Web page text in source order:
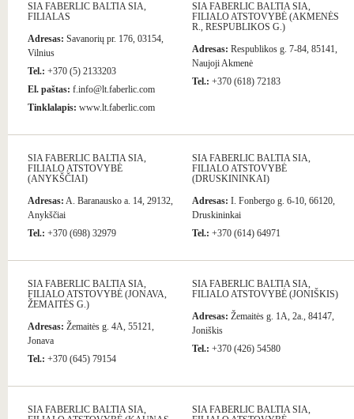
SIA FABERLIC BALTIA SIA,
FILIALAS
Adresas: Savanorių pr. 176, 03154,
Vilnius
Tel.: +370 (5) 2133203
El. paštas: f.info@lt.faberlic.com
Tinklalapis: www.lt.faberlic.com
SIA FABERLIC BALTIA SIA,
FILIALO ATSTOVYBĖ (AKMENĖS
R., RESPUBLIKOS G.)
Adresas: Respublikos g. 7-84, 85141,
Naujoji Akmenė
Tel.: +370 (618) 72183
SIA FABERLIC BALTIA SIA,
FILIALO ATSTOVYBĖ
(ANYKŠČIAI)
Adresas: A. Baranausko a. 14, 29132,
Anykščiai
Tel.: +370 (698) 32979
SIA FABERLIC BALTIA SIA,
FILIALO ATSTOVYBĖ
(DRUSKININKAI)
Adresas: I. Fonbergo g. 6-10, 66120,
Druskininkai
Tel.: +370 (614) 64971
SIA FABERLIC BALTIA SIA,
FILIALO ATSTOVYBĖ (JONAVA,
ŽEMAITĖS G.)
Adresas: Žemaitės g. 4A, 55121,
Jonava
Tel.: +370 (645) 79154
SIA FABERLIC BALTIA SIA,
FILIALO ATSTOVYBĖ (JONIŠKIS)
Adresas: Žemaitės g. 1A, 2a., 84147,
Joniškis
Tel.: +370 (426) 54580
SIA FABERLIC BALTIA SIA,
SIA FABERLIC BALTIA SIA,